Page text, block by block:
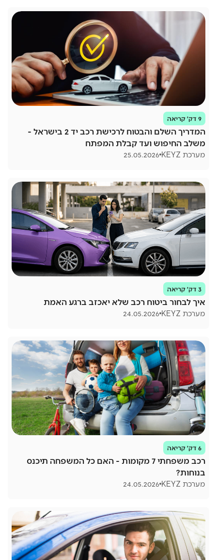
9 דק׳ קריאה
המדריך השלם והבטוח לרכישת רכב יד 2 בישראל -
משלב החיפוש ועד קבלת המפתח
מערכת KEYZ 25.05.2026
3 דק׳ קריאה
איך לבחור ביטוח רכב שלא יאכזב ברגע האמת
מערכת KEYZ 24.05.2026
6 דק׳ קריאה
רכב משפחתי 7 מקומות - האם כל המשפחה תיכנס
בנוחות?
מערכת KEYZ 24.05.2026